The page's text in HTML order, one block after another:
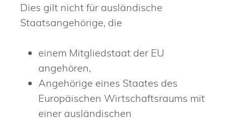
Dies gilt nicht für ausländische
Staatsangehörige, die
einem Mitgliedstaat der EU
angehören,
Angehörige eines Staates des
Europäischen Wirtschaftsraums mit
einer ausländischen